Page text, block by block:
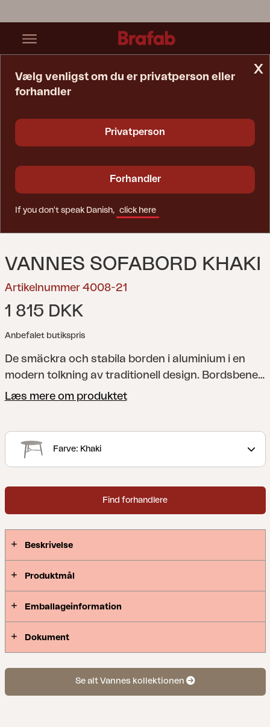
VANNES SOFABORD KHAKI
Artikelnummer 4008-21
1 815 DKK
Anbefalet butikspris
De smäckra och stabila borden i aluminium i en
modern tolkning av traditionell design. Bordsbenen
är snyggt rundade och placerade i ett kryss som är
att anpassa dem till behovet i ditt hem.
Læs mere om produktet
Farve: Khaki
Find forhandlere
Beskrivelse
Produktmål
Emballageinformation
Dokument
Se alt Vannes kollektionen
x
Vælg venligst om du er privatperson eller
forhandler
Privatperson
Forhandler
If you don't speak Danish, click here